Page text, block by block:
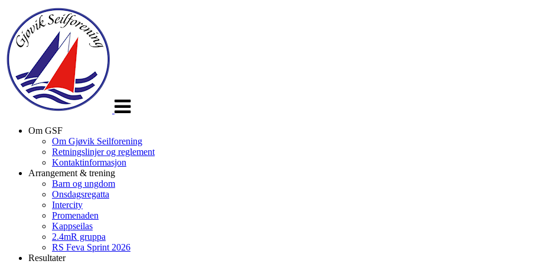
Om GSF
Om Gjøvik Seilforening
Retningslinjer og reglement
Kontaktinformasjon
Arrangement & trening
Barn og ungdom
Onsdagsregatta
Intercity
Promenaden
Kappseilas
2.4mR gruppa
RS Feva Sprint 2026
Resultater